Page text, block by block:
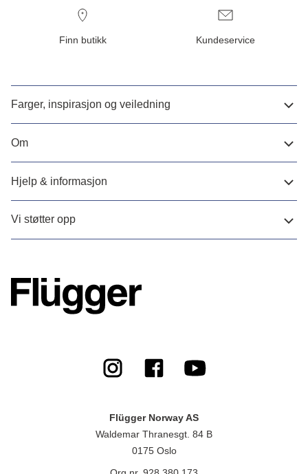
Finn butikk Kundeservice
Farger, inspirasjon og veiledning
Om
Hjelp & informasjon
Vi støtter opp
Flügger Norway AS
Waldemar Thranesgt. 84 B
0175 Oslo